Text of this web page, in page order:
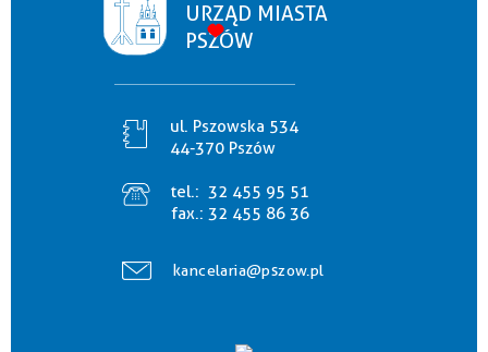
URZĄD MIASTA
PSZÓW
ul. Pszowska 534
44-370 Pszów
tel.: 32 455 95 51
fax.: 32 455 86 36
kancelaria@pszow.pl